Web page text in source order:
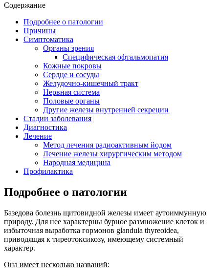
Содержание
Подробнее о патологии
Причины
Симптоматика
Органы зрения
Специфическая офтальмопатия
Кожные покровы
Сердце и сосуды
Желудочно-кишечный тракт
Нервная система
Половые органы
Другие железы внутренней секреции
Стадии заболевания
Диагностика
Лечение
Метод лечения радиоактивным йодом
Лечение железы хирургическим методом
Народная медицина
Профилактика
Подробнее о патологии
Базедова болезнь щитовидной железы имеет аутоиммунную
природу. Для нее характерны бурное размножение клеток и
избыточная выработка гормонов glandula thyreoidea,
приводящая к тиреотоксикозу, имеющему системный
характер.
Она имеет несколько названий: